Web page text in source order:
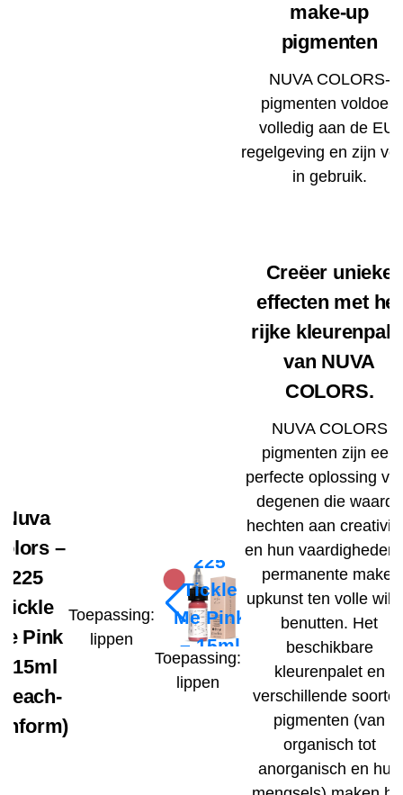
Nuva
–
225
Tickle
Pink
15ml
Toepassing:
lippen
Colors –
225
Tickle
Me Pink
– 15ml
(Reach-
Toepassing:
lippen
make-up
pigmenten
NUVA COLORS-
pigmenten voldoen
volledig aan de EU-
regelgeving en zijn
in gebruik.
Creëer unieke
effecten met het
rijke
van NUVA
COLORS.
NUVA COLORS
pigmenten zijn een
perfecte oplossing
degenen die waarde
hechten aan
en hun vaardigheden
permanente make-
upkunst ten volle
benutten. Het
beschikbare
kleurenpalet en
verschillende
pigmenten (van
organisch tot
anorganisch en hun